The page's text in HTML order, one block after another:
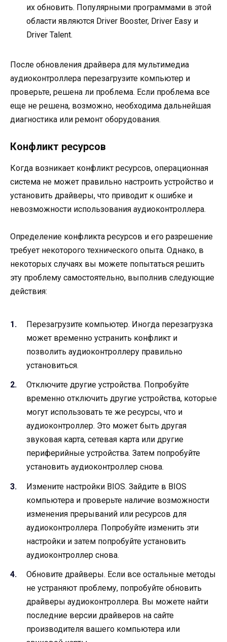
их обновить. Популярными программами в этой
области являются Driver Booster, Driver Easy и
Driver Talent.
После обновления драйвера для мультимедиа
аудиоконтроллера перезагрузите компьютер и
проверьте, решена ли проблема. Если проблема все
еще не решена, возможно, необходима дальнейшая
диагностика или ремонт оборудования.
Конфликт ресурсов
Когда возникает конфликт ресурсов, операционная
система не может правильно настроить устройство и
установить драйверы, что приводит к ошибке и
невозможности использования аудиоконтроллера.
Определение конфликта ресурсов и его разрешение
требует некоторого технического опыта. Однако, в
некоторых случаях вы можете попытаться решить
эту проблему самостоятельно, выполнив следующие
действия:
Перезагрузите компьютер. Иногда перезагрузка
может временно устранить конфликт и
позволить аудиоконтроллеру правильно
установиться.
Отключите другие устройства. Попробуйте
временно отключить другие устройства, которые
могут использовать те же ресурсы, что и
аудиоконтроллер. Это может быть другая
звуковая карта, сетевая карта или другие
периферийные устройства. Затем попробуйте
установить аудиоконтроллер снова.
Измените настройки BIOS. Зайдите в BIOS
компьютера и проверьте наличие возможности
изменения прерываний или ресурсов для
аудиоконтроллера. Попробуйте изменить эти
настройки и затем попробуйте установить
аудиоконтроллер снова.
Обновите драйверы. Если все остальные методы
не устраняют проблему, попробуйте обновить
драйверы аудиоконтроллера. Вы можете найти
последние версии драйверов на сайте
производителя вашего компьютера или